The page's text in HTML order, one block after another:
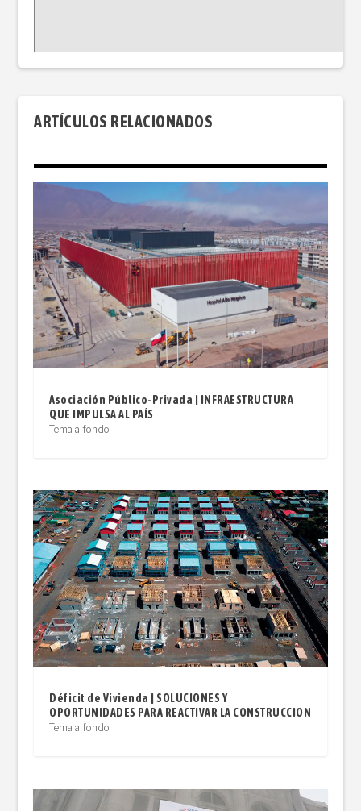
ARTÍCULOS RELACIONADOS
Asociación Público-Privada | INFRAESTRUCTURA
QUE IMPULSA AL PAÍS
Tema a fondo
Déficit de Vivienda | SOLUCIONES Y
OPORTUNIDADES PARA REACTIVAR LA CONSTRUCCION
Tema a fondo